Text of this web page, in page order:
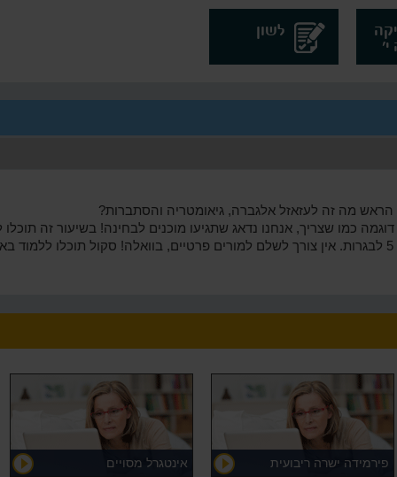
לשון
מה זה לעזאזל אלגברה, גיאומטריה והסתברות?
כמו שצריך, אנחנו נדאג שתגיעו מוכנים לבחינה! בשיעור זה
במגוון נושאים אשר קשורים למתמטיקה 5 לבגרות. אין צורך לשלם למורים פרטיים, בוואלה!
אינטגרל מסויים פירמידה ישרה ריבועית